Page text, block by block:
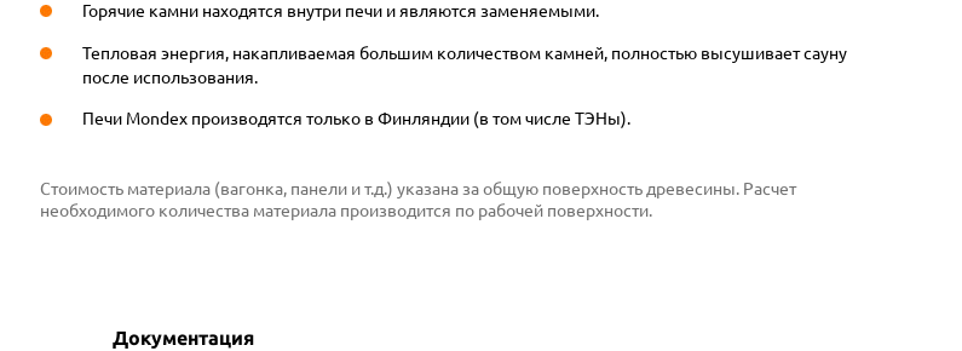
Горячие камни находятся внутри печи и являются заменяемыми.
Тепловая энергия, накапливаемая большим количеством камней, полностью высушивает сауну
после использования.
Печи Mondex производятся только в Финляндии (в том числе ТЭНы).
Стоимость материала (вагонка, панели и т.д.) указана за общую поверхность древесины. Расчет
необходимого количества материала производится по рабочей поверхности.
Документация